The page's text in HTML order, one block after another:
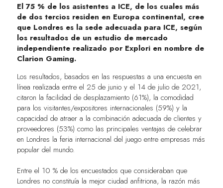
El 75 % de los asistentes a ICE, de los cuales más
de dos tercios residen en Europa continental, cree
que Londres es la sede adecuada para ICE, según
los resultados de un estudio de mercado
independiente realizado por Explori en nombre de
Clarion Gaming.
Los resultados, basados en las respuestas a una encuesta en
línea realizada entre el 25 de junio y el 14 de julio de 2021,
citaron la facilidad de desplazamiento (61%), la comodidad
para los visitantes/expositores internacionales (59%) y la
capacidad de atraer a la combinación adecuada de clientes y
proveedores (53%) como las principales ventajas de celebrar
en Londres la feria internacional del juego entre empresas más
popular del mundo.
Entre el 10 % de los encuestados que consideraban que
Londres no constituía la mejor ciudad anfitriona, la razón más